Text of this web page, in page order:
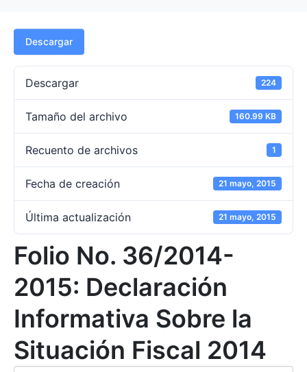
Descargar
Descargar 224
Tamaño del archivo 160.99 KB
Recuento de archivos 1
Fecha de creación 21 mayo, 2015
Última actualización 21 mayo, 2015
Folio No. 36/2014-
2015: Declaración
Informativa Sobre la
Situación Fiscal 2014